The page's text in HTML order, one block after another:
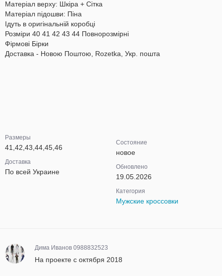
Матеріал верху: Шкіра + Cітка
Матеріал підошви: Піна
Ідуть в оригінальній коробці
Розміри 40 41 42 43 44 Повнорозмірні
Фірмові Бірки
Доставка - Новою Поштою, Rozetka, Укр. пошта
Размеры
41,42,43,44,45,46
Доставка
По всей Украине
Состояние
новое
Обновлено
19.05.2026
Категория
Мужские кроссовки
Дима Иванов 0988832523
На проекте с октября 2018